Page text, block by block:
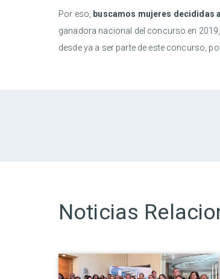
Por eso, buscamos mujeres decididas
ganadora nacional del concurso en
desde ya a ser parte de este concurso,
Noticias